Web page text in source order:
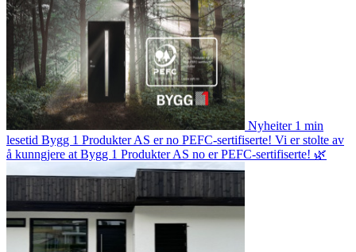
Nyheiter 1 min
lesetid Bygg 1 Produkter AS er no PEFC-sertifiserte! Vi er stolte av
å kunngjere at Bygg 1 Produkter AS no er PEFC-sertifiserte! 🌿